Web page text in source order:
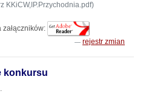
KKiCW,IP.Przychodnia.pdf)
rejestr zmian
konkursu